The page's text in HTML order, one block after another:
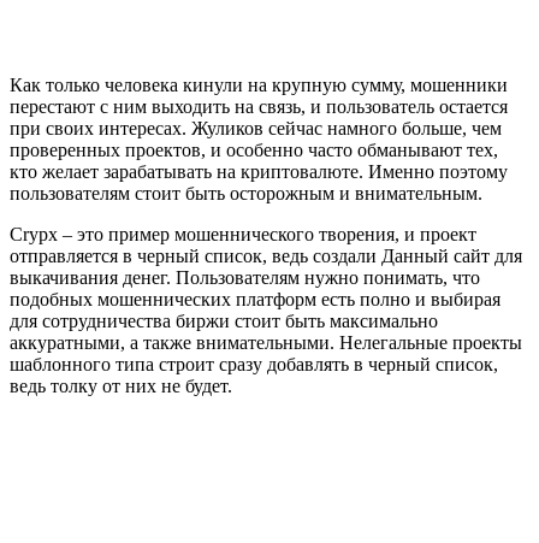
Как только человека кинули на крупную сумму, мошенники
перестают с ним выходить на связь, и пользователь остается
при своих интересах. Жуликов сейчас намного больше, чем
проверенных проектов, и особенно часто обманывают тех,
кто желает зарабатывать на криптовалюте. Именно поэтому
пользователям стоит быть осторожным и внимательным.
Crypx – это пример мошеннического творения, и проект
отправляется в черный список, ведь создали Данный сайт для
выкачивания денег. Пользователям нужно понимать, что
подобных мошеннических платформ есть полно и выбирая
для сотрудничества биржи стоит быть максимально
аккуратными, а также внимательными. Нелегальные проекты
шаблонного типа строит сразу добавлять в черный список,
ведь толку от них не будет.